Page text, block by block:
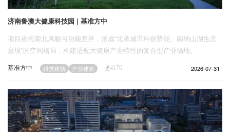
机 构
人 物
地 产
快速搜索
企业会员
关于投稿
济南鲁澳大健康科技园 | 基准方中
项目依托南北风貌与功能差异，形成“北承城市科创势能、南纳山湖生态
意境”的空间格局，构建适配大健康产业特性的复合型产业场地。
基准方中 科技建筑 产业建筑 4176 2026-07-31